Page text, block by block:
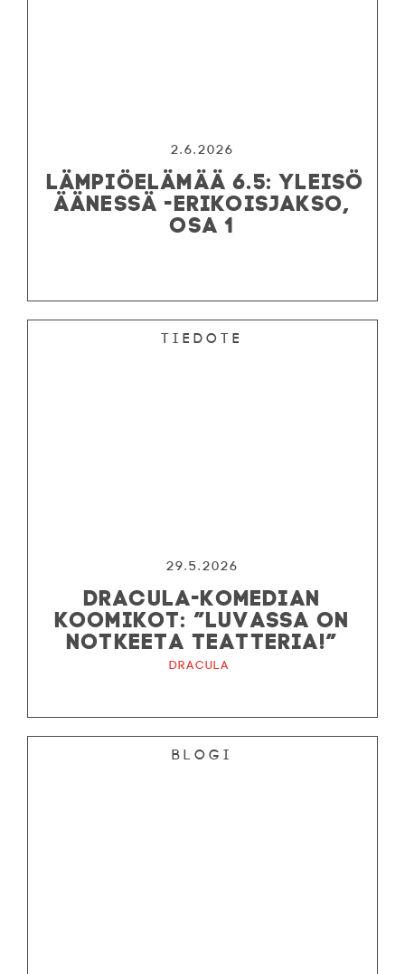
2.6.2026
LÄMPIÖELÄMÄÄ 6.5: YLEISÖ
ÄÄNESSÄ -ERIKOISJAKSO,
OSA 1
Tiedote
29.5.2026
DRACULA-KOMEDIAN
KOOMIKOT: ”LUVASSA ON
NOTKEETA TEATTERIA!”
Dracula
Blogi